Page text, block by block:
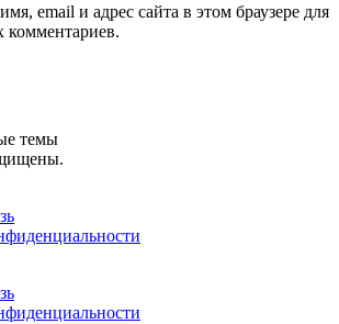
email и адрес сайта в этом браузере для
темы